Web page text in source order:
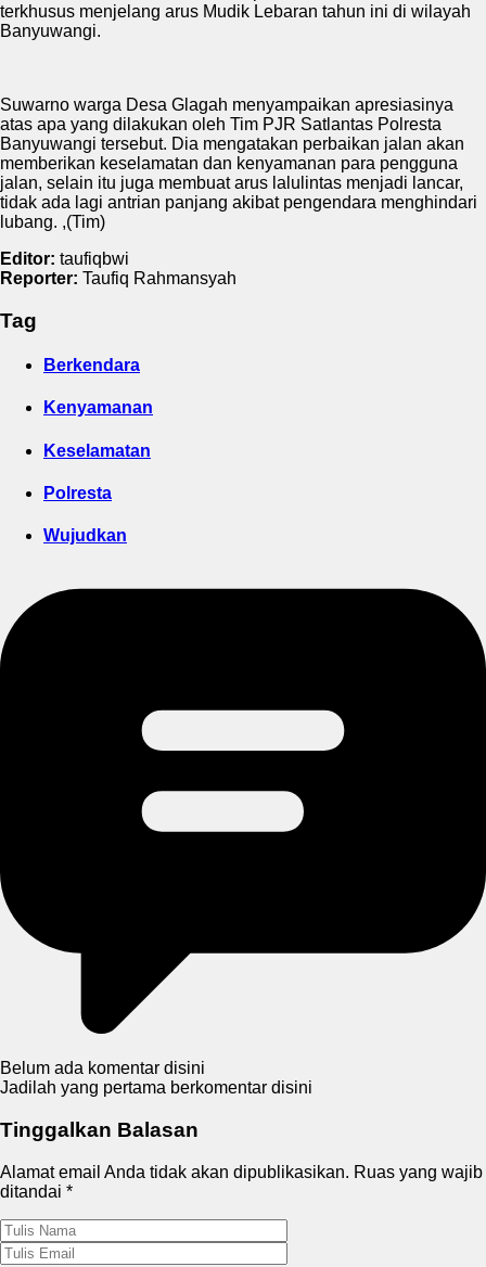
terkhusus menjelang arus Mudik Lebaran tahun ini di wilayah
Banyuwangi.
Suwarno warga Desa Glagah menyampaikan apresiasinya
atas apa yang dilakukan oleh Tim PJR Satlantas Polresta
Banyuwangi tersebut. Dia mengatakan perbaikan jalan akan
memberikan keselamatan dan kenyamanan para pengguna
jalan, selain itu juga membuat arus lalulintas menjadi lancar,
tidak ada lagi antrian panjang akibat pengendara menghindari
lubang. ,(Tim)
Editor: taufiqbwi
Reporter: Taufiq Rahmansyah
Tag
Berkendara
Kenyamanan
Keselamatan
Polresta
Wujudkan
Belum ada komentar disini
Jadilah yang pertama berkomentar disini
Tinggalkan Balasan
Alamat email Anda tidak akan dipublikasikan. Ruas yang wajib
ditandai *